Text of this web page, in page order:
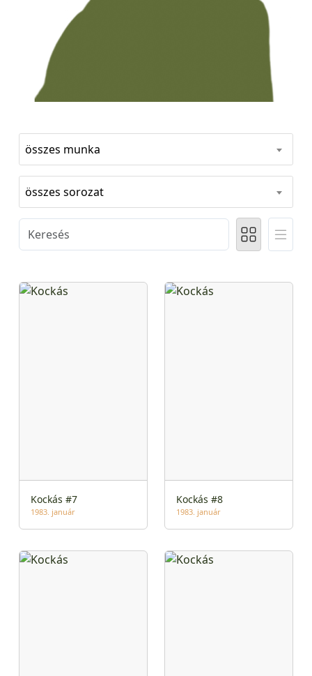
összes munka
összes sorozat
Kockás #7
1983. január
Kockás #8
1983. január